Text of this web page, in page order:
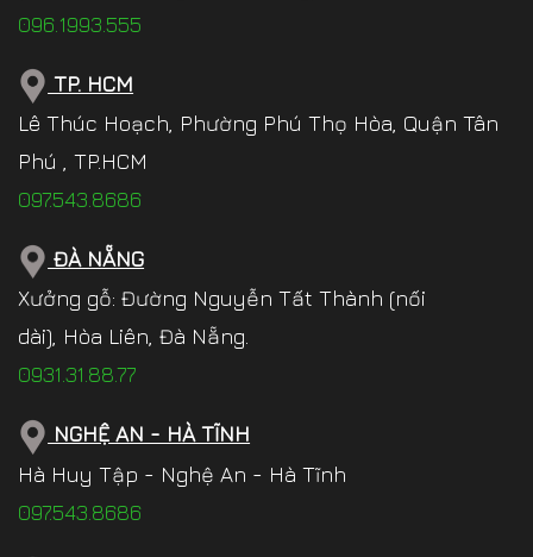
096.1993.555
TP. HCM
Lê Thúc Hoạch, Phường Phú Thọ Hòa, Quận Tân
Phú , TP.HCM
097.543.8686
ĐÀ NẴNG
Xưởng gỗ: Đường Nguyễn Tất Thành (nối
dài), Hòa Liên, Đà Nẵng.
0931.31.88.77
NGHỆ AN - HÀ TĨNH
Hà Huy Tập - Nghệ An - Hà Tĩnh
097.543.8686